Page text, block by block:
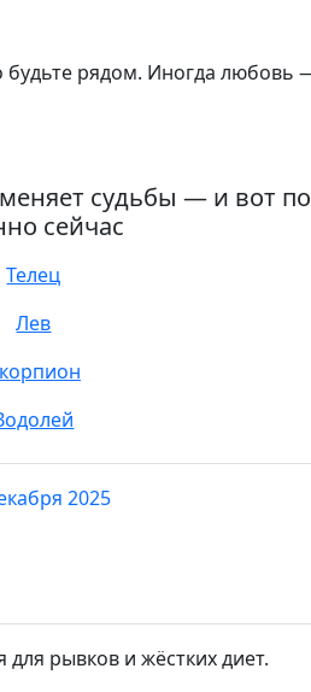
будьте рядом. Иногда любовь
судьбы — и вот
сейчас
Телец
Лев
2025
рывков и жёстких диет.